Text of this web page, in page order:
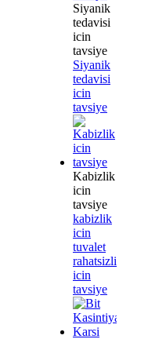
Siyanik
tedavisi
icin
tavsiye
Siyanik
tedavisi
icin
tavsiye
Kabizlik
icin
tavsiye
kabizlik
icin
tuvalet
rahatsizliklari
icin
tavsiye